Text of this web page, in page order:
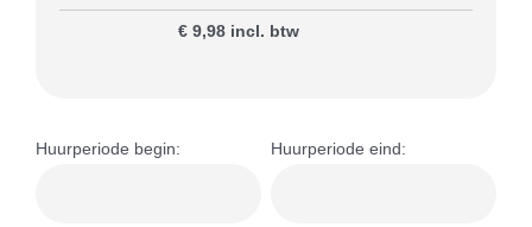
€ 9,98 incl. btw
Huurperiode begin: Huurperiode eind: